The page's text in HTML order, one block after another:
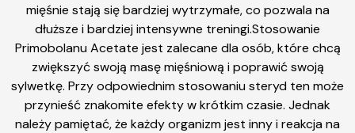
mięśnie stają się bardziej wytrzymałe, co pozwala na
dłuższe i bardziej intensywne treningi.Stosowanie
Primobolanu Acetate jest zalecane dla osób, które chcą
zwiększyć swoją masę mięśniową i poprawić swoją
sylwetkę. Przy odpowiednim stosowaniu steryd ten może
przynieść znakomite efekty w krótkim czasie. Jednak
należy pamiętać, że każdy organizm jest inny i reakcja na